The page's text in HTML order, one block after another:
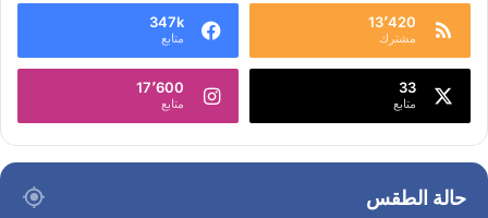
13٬420
مشترك
347k
متابع
33
متابع
17٬600
متابع
حالة الطقس